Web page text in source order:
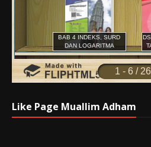
Like Page Muallim Adham